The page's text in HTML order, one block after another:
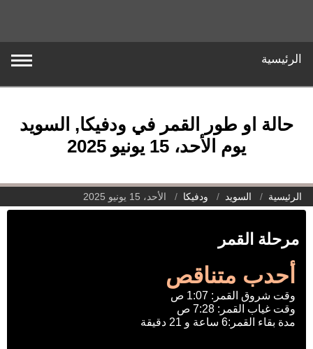
الرئيسية
حالة او طور القمر في ودفيكا, السويد
يوم الأحد، 15 يونيو 2025
الرئيسية السويد ودفيكا الأحد، 15 يونيو 2025
مرحلة القمر
أحدب متناقص
وقت شروق القمر: 1:07 ص
وقت غياب القمر: 7:28 ص
مدة بقاء القمر:6 ساعة و 21 دقيقة